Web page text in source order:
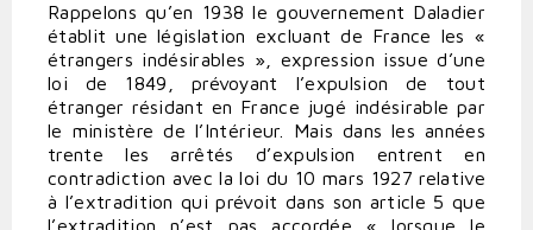
Rappelons qu’en 1938 le gouvernement Daladier
établit une législation excluant de France les «
étrangers indésirables », expression issue d’une
loi de 1849, prévoyant l’expulsion de tout
étranger résidant en France jugé indésirable par
le ministère de l’Intérieur. Mais dans les années
trente les arrêtés d’expulsion entrent en
contradiction avec la loi du 10 mars 1927 relative
à l’extradition qui prévoit dans son article 5 que
l’extradition n’est pas accordée « lorsque le